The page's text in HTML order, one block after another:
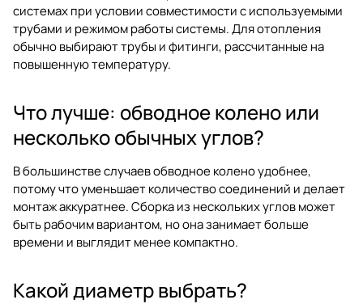
системах при условии совместимости с используемыми
трубами и режимом работы системы. Для отопления
обычно выбирают трубы и фитинги, рассчитанные на
повышенную температуру.
Что лучше: обводное колено или
несколько обычных углов?
В большинстве случаев обводное колено удобнее,
потому что уменьшает количество соединений и делает
монтаж аккуратнее. Сборка из нескольких углов может
быть рабочим вариантом, но она занимает больше
времени и выглядит менее компактно.
Какой диаметр выбрать?